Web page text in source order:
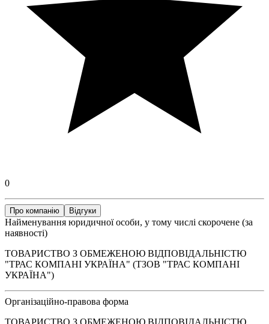
0
Про компанію Відгуки
Найменування юридичної особи, у тому числі скорочене (за
наявності)
ТОВАРИСТВО З ОБМЕЖЕНОЮ ВІДПОВІДАЛЬНІСТЮ
"ТРАС КОМПАНІ УКРАЇНА" (ТЗОВ "ТРАС КОМПАНІ
УКРАЇНА")
Організаційно-правова форма
ТОВАРИСТВО З ОБМЕЖЕНОЮ ВІДПОВІДАЛЬНІСТЮ